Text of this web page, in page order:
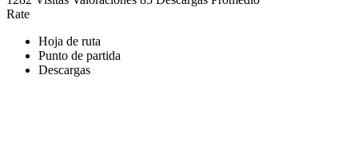
Rate
Hoja de ruta
Punto de partida
Descargas